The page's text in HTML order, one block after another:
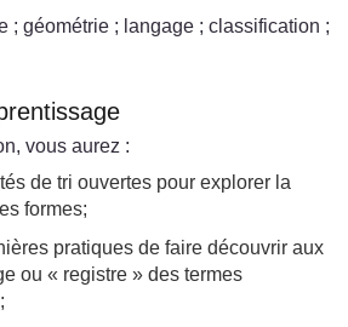
; géométrie ; langage ; classification ;
vous aurez :
de tri ouvertes pour explorer la
formes;
pratiques de faire découvrir aux
ou « registre » des termes